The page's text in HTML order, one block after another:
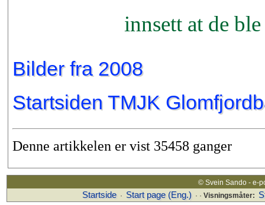
innsett at de
Bilder fra 2008
Startsiden TMJK
Denne artikkelen er vist 35458 ganger
© Svein Sando - e-
Startside · Start page (Eng.) · · Visningsmåter: